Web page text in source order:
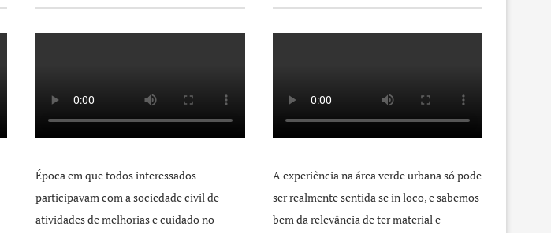
Época em que todos interessados
participavam com a sociedade civil de
atividades de melhorias e cuidado no
A experiência na área verde urbana só pode
ser realmente sentida se in loco, e sabemos
bem da relevância de ter material e